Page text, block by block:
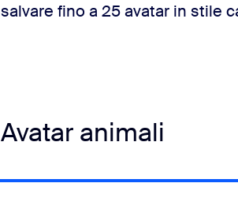
salvare fino a 25 avatar in stile
Avatar animali